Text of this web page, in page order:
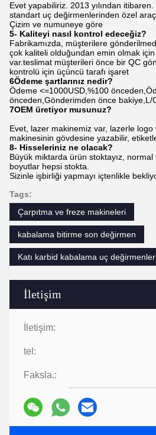
İletişim
İletişim:
tel:
Faksla.:
Evet yapabiliriz. 2013 yılından itibaren.
standart uç değirmenlerinden özel
Çizim ve numuneye göre
5- Kaliteyi nasıl kontrol edeceğiz?
Fabrikamızda, müşterilere
çok kaliteli olduğundan emin olmak
var.teslimat müşterileri önce bir QC
kontrolü için üçüncü tarafı işaret
6Ödeme şartlarınız nedir?
Ödeme <=1000USD,%100
önceden,Gönderimden önce bakiye,L/
7OEM üretiyor musunuz?
Evet, lazer makinemiz var, lazerle logo
makinesinin gövdesine yazabilir,
8- Hisseleriniz ne olacak?
Büyük miktarda ürün stoktayız,
boyutlar hepsi stokta.
Sizinle işbirliği yapmayı içtenlikle
Tags:
Çarpıtma ve freze makineleri
kabalama bitirme son değirmen
Katı karbid kabalama uç